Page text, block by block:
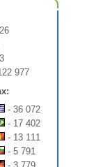
977
- 36 072
- 17 402
- 13 111
- 5 791